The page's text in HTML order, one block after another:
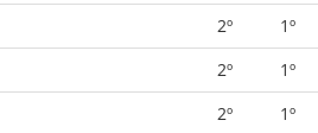
2º 1º
2º 1º
2º 1º